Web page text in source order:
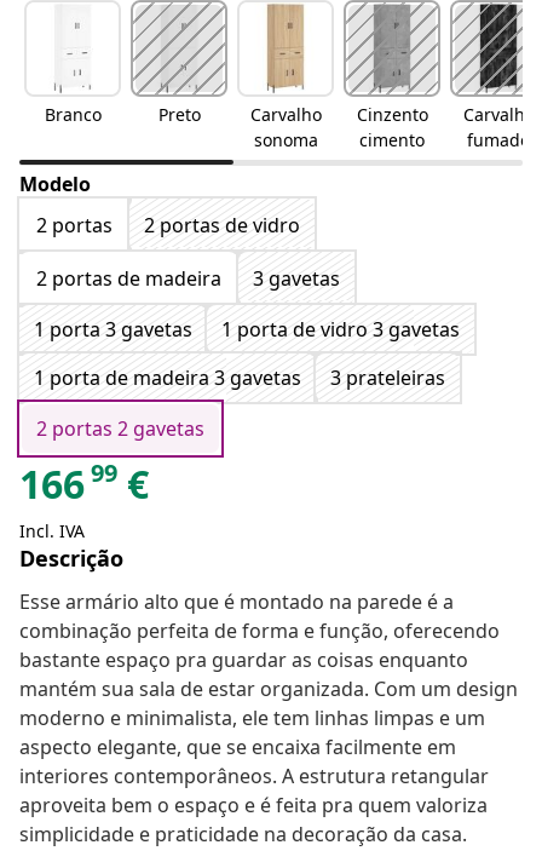
Branco Preto
Carvalho
sonoma
Cinzento
cimento
Carvalho
fumado
Modelo
2 portas
2 portas de vidro
2 portas de madeira
3 gavetas
1 porta 3 gavetas
1 porta de vidro 3 gavetas
1 porta de madeira 3 gavetas
3 prateleiras
2 portas 2 gavetas
16699 €
Incl. IVA
Descrição
Esse armário alto que é montado na parede é a
combinação perfeita de forma e função, oferecendo
bastante espaço pra guardar as coisas enquanto
mantém sua sala de estar organizada. Com um design
moderno e minimalista, ele tem linhas limpas e um
aspecto elegante, que se encaixa facilmente em
interiores contemporâneos. A estrutura retangular
aproveita bem o espaço e é feita pra quem valoriza
simplicidade e praticidade na decoração da casa.